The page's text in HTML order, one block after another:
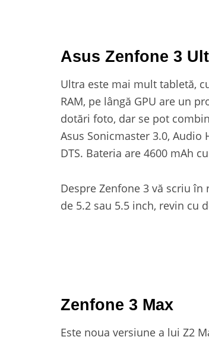
Asus Zenfone 3
Ultra este mai mult tabletă,
RAM, pe lângă GPU are un
dotări foto, dar se pot
Asus Sonicmaster 3.0, Audio
DTS. Bateria are 4600 mAh
Despre Zenfone 3 vă scriu
de 5.2 sau 5.5 inch, revin cu
Zenfone 3 Max
Este noua versiune a lui Z2